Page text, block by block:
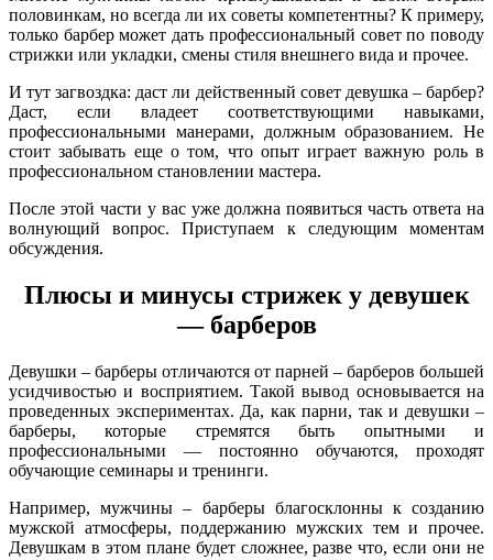
половинкам, но всегда ли их советы компетентны? К примеру,
только барбер может дать профессиональный совет по поводу
стрижки или укладки, смены стиля внешнего вида и прочее.
И тут загвоздка: даст ли действенный совет девушка – барбер?
Даст, если владеет соответствующими навыками,
профессиональными манерами, должным образованием. Не
стоит забывать еще о том, что опыт играет важную роль в
профессиональном становлении мастера.
После этой части у вас уже должна появиться часть ответа на
волнующий вопрос. Приступаем к следующим моментам
обсуждения.
Плюсы и минусы стрижек у девушек
— барберов
Девушки – барберы отличаются от парней – барберов большей
усидчивостью и восприятием. Такой вывод основывается на
проведенных экспериментах. Да, как парни, так и девушки –
барберы, которые стремятся быть опытными и
профессиональными — постоянно обучаются, проходят
обучающие семинары и тренинги.
Например, мужчины – барберы благосклонны к созданию
мужской атмосферы, поддержанию мужских тем и прочее.
Девушкам в этом плане будет сложнее, разве что, если они не